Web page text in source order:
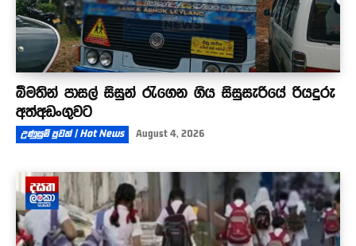
බීමතින් පාසල් සිසුන් රැගෙන ගිය සිසුසැරියේ රියදුරු
අත්අඩංගුවට
උණුසුම් පුවත් | Hot News August 4, 2026